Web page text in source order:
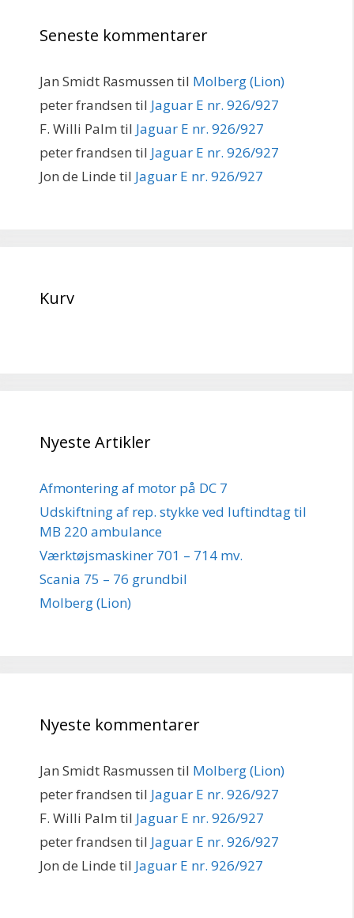
Seneste kommentarer
Jan Smidt Rasmussen til Molberg (Lion)
peter frandsen til Jaguar E nr. 926/927
F. Willi Palm til Jaguar E nr. 926/927
peter frandsen til Jaguar E nr. 926/927
Jon de Linde til Jaguar E nr. 926/927
Kurv
Nyeste Artikler
Afmontering af motor på DC 7
Udskiftning af rep. stykke ved luftindtag til
MB 220 ambulance
Værktøjsmaskiner 701 – 714 mv.
Scania 75 – 76 grundbil
Molberg (Lion)
Nyeste kommentarer
Jan Smidt Rasmussen til Molberg (Lion)
peter frandsen til Jaguar E nr. 926/927
F. Willi Palm til Jaguar E nr. 926/927
peter frandsen til Jaguar E nr. 926/927
Jon de Linde til Jaguar E nr. 926/927